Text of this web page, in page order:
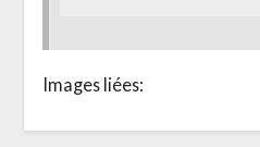
Images liées: